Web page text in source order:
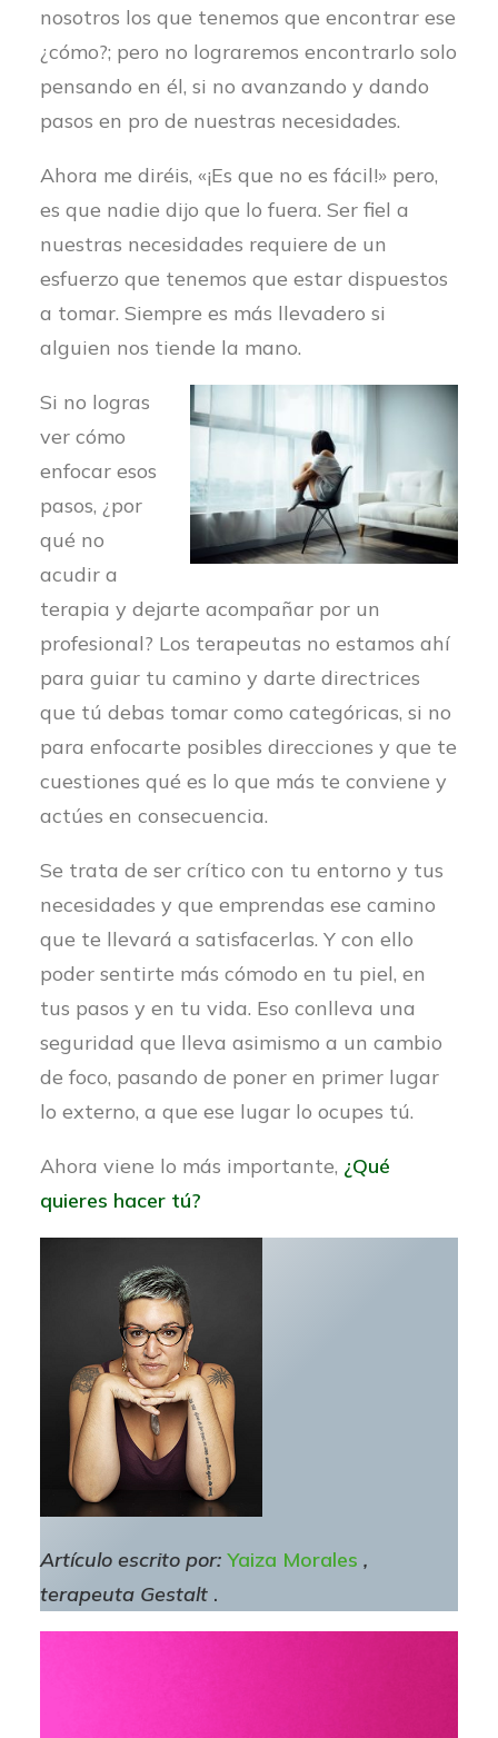
nosotros los que tenemos que encontrar ese
¿cómo?; pero no lograremos encontrarlo solo
pensando en él, si no avanzando y dando
pasos en pro de nuestras necesidades.
Ahora me diréis, «¡Es que no es fácil!» pero,
es que nadie dijo que lo fuera. Ser fiel a
nuestras necesidades requiere de un
esfuerzo que tenemos que estar dispuestos
a tomar. Siempre es más llevadero si
alguien nos tiende la mano.
Si no logras
ver cómo
enfocar esos
pasos, ¿por
qué no
acudir a
terapia y dejarte acompañar por un
profesional? Los terapeutas no estamos ahí
para guiar tu camino y darte directrices
que tú debas tomar como categóricas, si no
para enfocarte posibles direcciones y que te
cuestiones qué es lo que más te conviene y
actúes en consecuencia.
Se trata de ser crítico con tu entorno y tus
necesidades y que emprendas ese camino
que te llevará a satisfacerlas. Y con ello
poder sentirte más cómodo en tu piel, en
tus pasos y en tu vida. Eso conlleva una
seguridad que lleva asimismo a un cambio
de foco, pasando de poner en primer lugar
lo externo, a que ese lugar lo ocupes tú.
Ahora viene lo más importante, ¿Qué
quieres hacer tú?
Artículo escrito por: Yaiza Morales ,
terapeuta Gestalt .